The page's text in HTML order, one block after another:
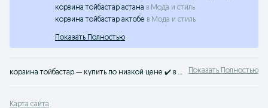
корзина тойбастар астана в Мода и стиль
корзина тойбастар актобе в Мода и стиль
Показать Полностью
корзина тойбастар — купить по низкой цене ✔️ в Казахстане ⚡ Только выгодные предложения ⭐ Большой выбор новых и Б/У товаров на сервисе объявлений OLX.kz Показать Полностью
Карта сайта